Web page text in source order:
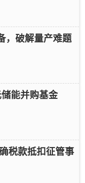
，破解量产难题
能并购基金
税款抵扣征管事